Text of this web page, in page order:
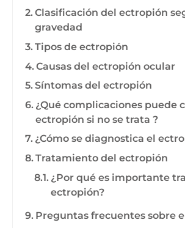
Clasificación del ectropión
gravedad
Tipos de ectropión
Causas del ectropión ocular
Síntomas del ectropión
¿Qué complicaciones puede
ectropión si no se trata ?
¿Cómo se diagnostica el
Tratamiento del ectropión
¿Por qué es importante
ectropión?
Preguntas frecuentes sobre